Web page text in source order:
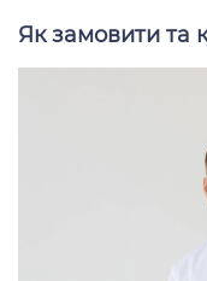
Як замовити та